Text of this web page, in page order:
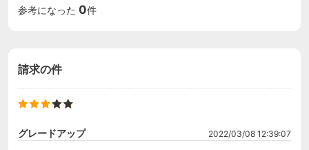
参考になった 0件
請求の件
グレードアップ 2022/03/08 12:39:07